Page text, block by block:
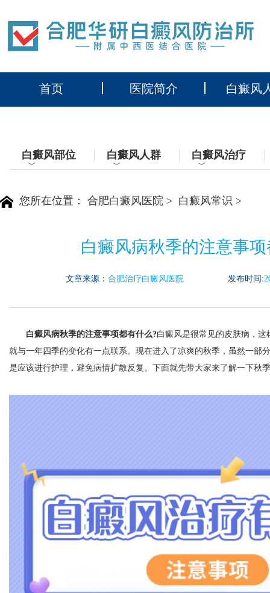
首页 医院简介 白癜风
白癜风部位
﹀
白癜风人群
﹀
白癜风治疗
﹀
您所在位置： 合肥白癜风医院 > 白癜风常识 >
白癜风病秋季的注意事
文章来源： 合肥治疗白癜风医院 发布时间:
白癜风病秋季的注意事项都有什么?白癜风是很常见的皮肤病，
就与一年四季的变化有一点联系。现在进入了凉爽的秋季，虽然一部
是应该进行护理，避免病情扩散反复。下面就先带大家来了解一下秋